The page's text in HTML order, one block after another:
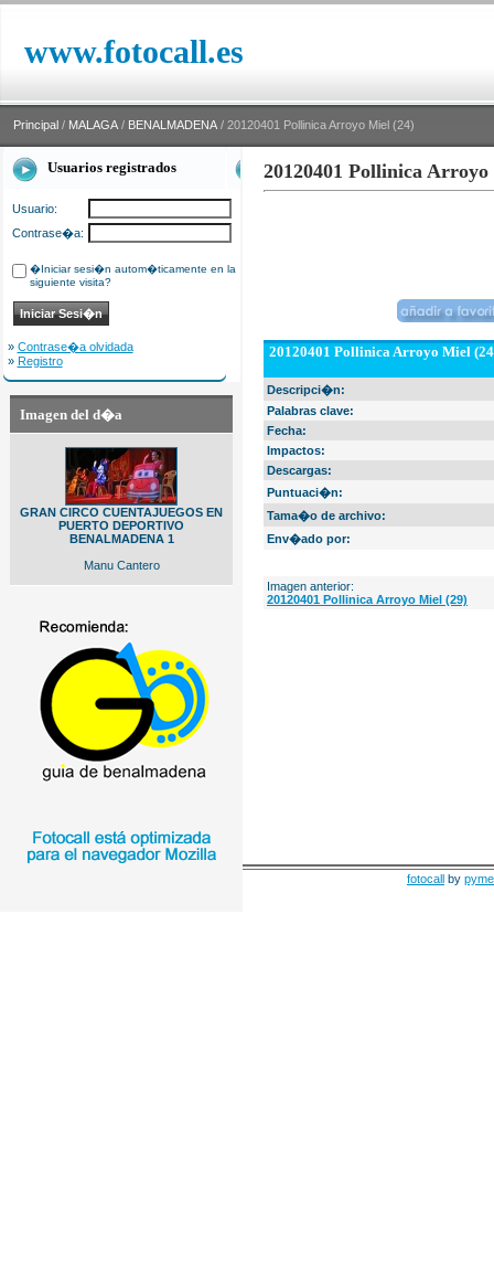
www.fotocall.es
Principal / MALAGA / BENALMADENA / 20120401 Pollinica Arroyo Miel (24)
Usuarios registrados
Usuario:
Contrase�a:
�Iniciar sesi�n autom�ticamente en la
siguiente visita?
» Contrase�a olvidada
» Registro
Imagen del d�a
GRAN CIRCO CUENTAJUEGOS EN
PUERTO DEPORTIVO
BENALMADENA 1
Manu Cantero
20120401 Pollinica
20120401 Pollinica Arroyo Miel
Descripci�n:
Palabras clave:
Fecha:
Impactos:
Descargas:
Puntuaci�n:
Tama�o de archivo:
Env�ado por:
Imagen anterior:
20120401 Pollinica Arroyo Miel (29)
fotocall by